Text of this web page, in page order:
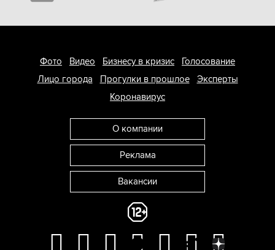
Фото Видео Бизнесу в кризис
Голосование
Лицо города
Прогулки в прошлое
Эксперты
Коронавирус
О компании
Реклама
Вакансии